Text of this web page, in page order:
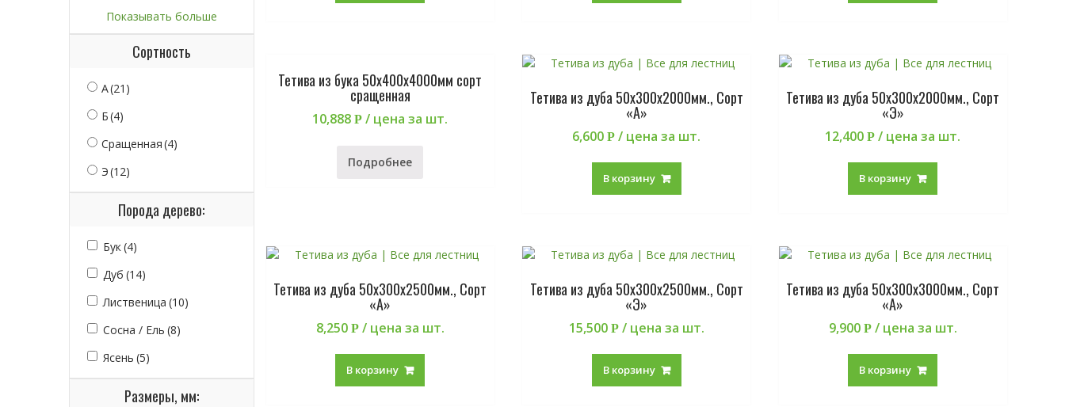
Тетива из бука 50х400х4000мм сорт
сращенная
10,888Р / цена за шт.
Подробнее
Тетива из дуба 50х300х2000мм., Сорт
«А»
6,600Р / цена за шт.
В корзину
Тетива из дуба 50х300х2000мм., Сорт
«Э»
12,400Р / цена за шт.
В корзину
Тетива из дуба 50х300х2500мм., Сорт
«А»
8,250 Р / цена за шт.
В корзину
Тетива из дуба 50х300х2500мм., Сорт
«Э»
15,500 Р / цена за шт.
В корзину
Тетива из дуба 50х300х3000мм., Сорт
«А»
9,900 Р / цена за шт.
В корзину
Показывать больше
Сортность
А(21)
Б(4)
Сращенная(4)
Э(12)
Порода дерево:
Бук(4)
Дуб (14)
Лиственица (10)
Сосна / Ель (8)
Ясень (5)
Размеры, мм: